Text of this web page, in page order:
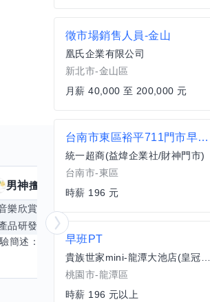
男神擅長 個技能
樂欣賞 顧問服務
品研發
跨部門協作
徵市場銷售人員-金山
凰氏企業有限公司
新北市-金山區
月薪 40,000 至 200,000 元
台南市東區裕平711門市早班工讀
統一超商(益煒企業社/財神門市)
台南市-東區
時薪 196 元
早班PT
貴族世家mini-龍潭大池店(皇冠商行)
桃園市-龍潭區
時薪 196 元以上